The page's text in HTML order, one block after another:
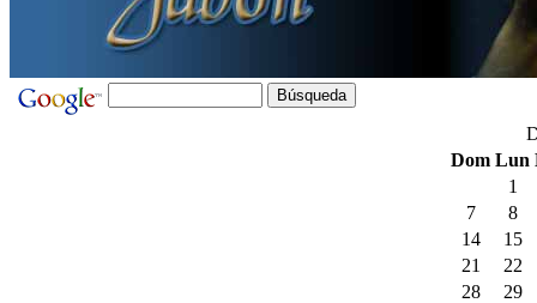
Dom Lun
1
7
8
14
15
21
22
28
29